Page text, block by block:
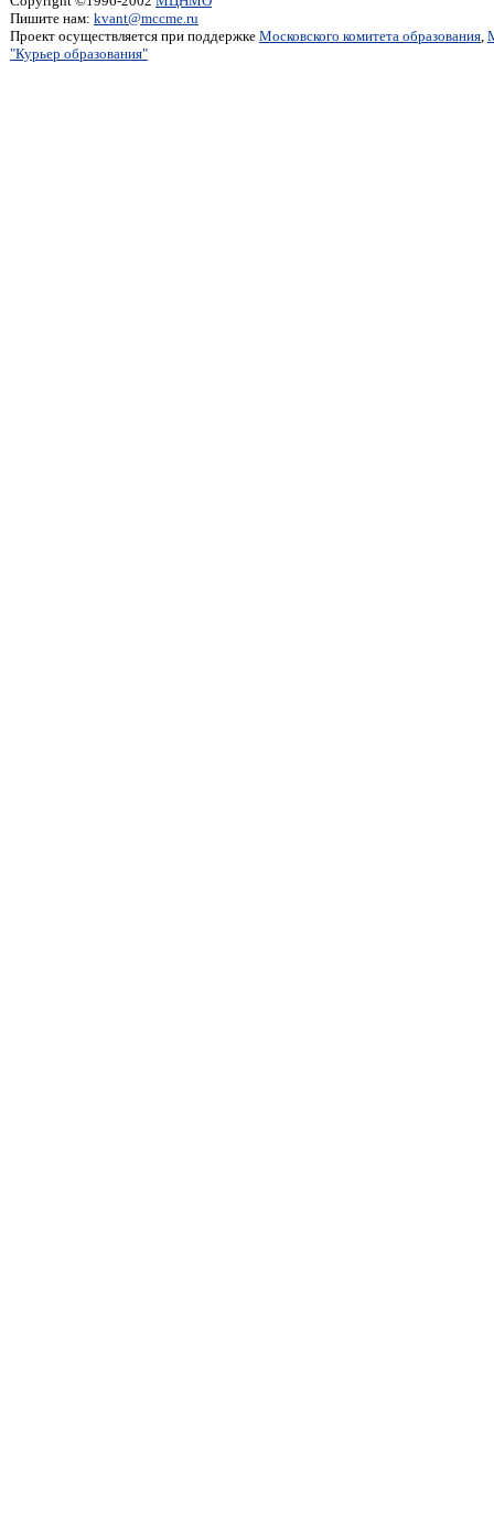
Пишите нам: kvant@mccme.ru
Проект осуществляется при поддержке Московского комитета образования,
"Курьер образования"